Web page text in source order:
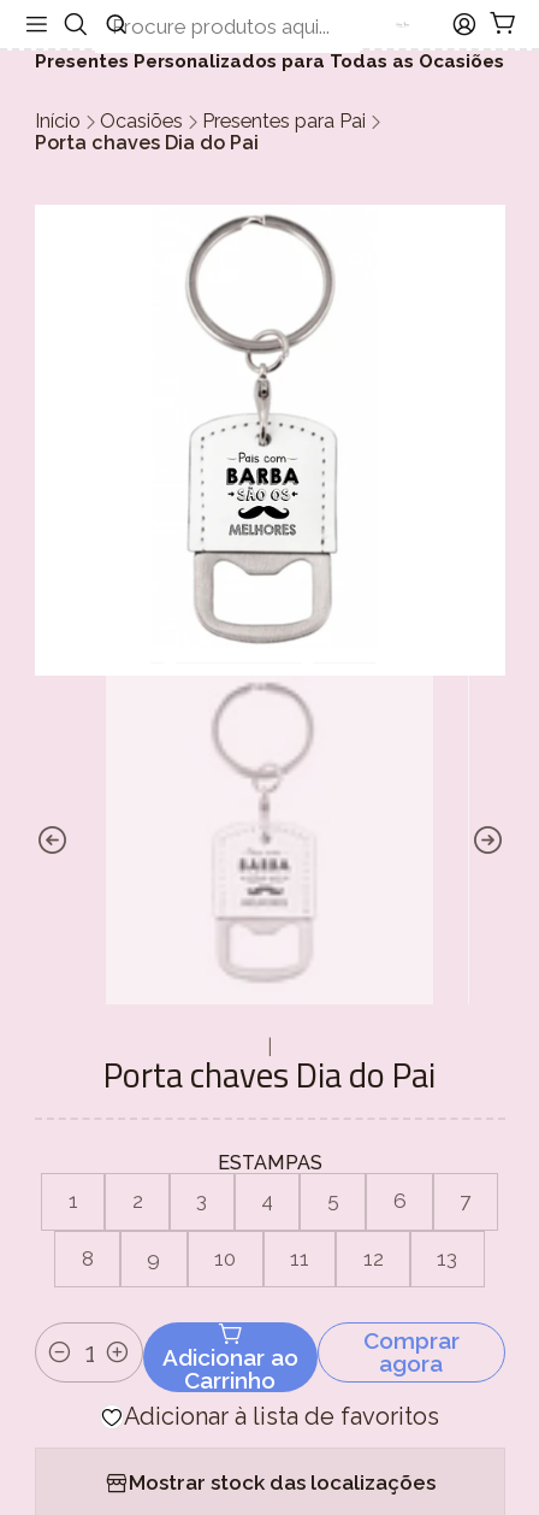
Presentes Personalizados para Todas as Ocasiões
Início Ocasiões
Presentes para Pai
Porta chaves Dia do Pai
Porta chaves Dia do Pai
ESTAMPAS
1 2 3 4 5 6 7
8 9 10 11 12 13
Quantidade
Adicionar ao
Carrinho
Comprar
agora
Adicionar à lista de favoritos
Mostrar stock das localizações